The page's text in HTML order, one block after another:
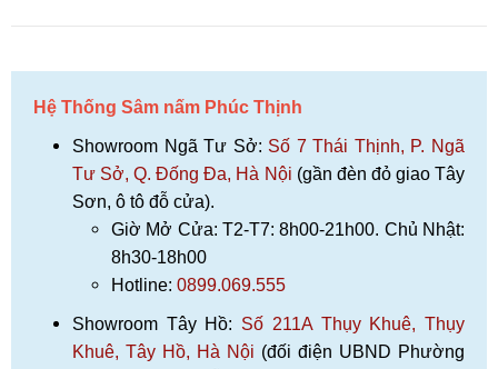
Hệ Thống Sâm nấm Phúc Thịnh
Showroom Ngã Tư Sở: Số 7 Thái Thịnh, P. Ngã
Tư Sở, Q. Đống Đa, Hà Nội (gần đèn đỏ giao Tây
Sơn, ô tô đỗ cửa).
Giờ Mở Cửa: T2-T7: 8h00-21h00. Chủ Nhật:
8h30-18h00
Hotline: 0899.069.555
Showroom Tây Hồ: Số 211A Thụy Khuê, Thụy
Khuê, Tây Hồ, Hà Nội (đối điện UBND Phường